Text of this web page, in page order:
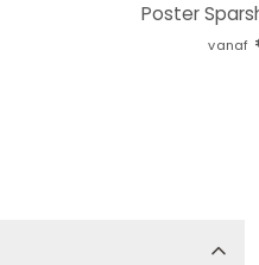
Poster
vanaf